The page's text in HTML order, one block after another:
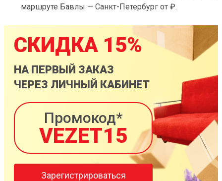
маршруте Бавлы — Санкт-Петербург от ₽.
СКИДКА 15%
НА ПЕРВЫЙ ЗАКАЗ
ЧЕРЕЗ ЛИЧНЫЙ КАБИНЕТ
Промокод*
VEZET15
Зарегистрироваться